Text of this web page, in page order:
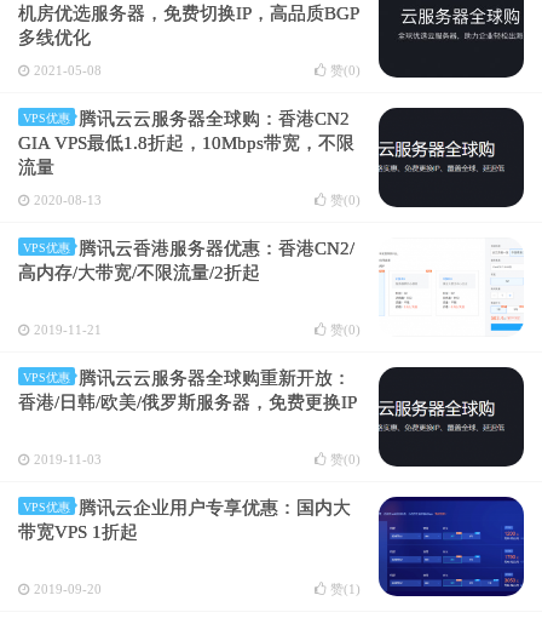
机房优选服务器，免费切换IP，高品质BGP
多线优化
2021-05-08 赞(0)
VPS优惠
腾讯云云服务器全球购：香港CN2
GIA VPS最低1.8折起，10Mbps带宽，不限
流量
2020-08-13 赞(0)
VPS优惠
腾讯云香港服务器优惠：香港CN2/
高内存/大带宽/不限流量/2折起
2019-11-21 赞(0)
VPS优惠
腾讯云云服务器全球购重新开放：
香港/日韩/欧美/俄罗斯服务器，免费更换IP
2019-11-03 赞(0)
VPS优惠
腾讯云企业用户专享优惠：国内大
带宽VPS 1折起
2019-09-20 赞(1 )